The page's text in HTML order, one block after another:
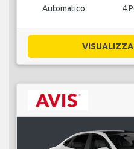
Automatico 4